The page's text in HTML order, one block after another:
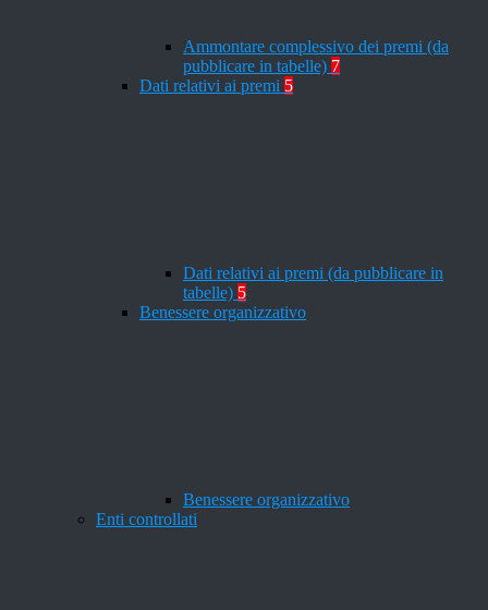
Ammontare complessivo dei premi (da
pubblicare in tabelle) 7
Dati relativi ai premi 5
Dati relativi ai premi (da pubblicare in
tabelle) 5
Benessere organizzativo
Benessere organizzativo
Enti controllati